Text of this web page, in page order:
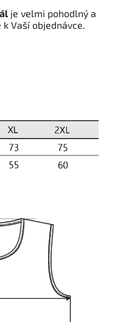
je velmi pohodlný a
Vaší objednávce.